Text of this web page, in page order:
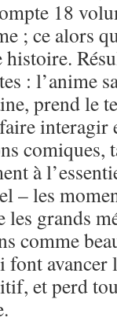
18
; ce alors
histoire.
: l’anime
prend le
interagir
comiques,
à
– les
grands
comme
font
et perd